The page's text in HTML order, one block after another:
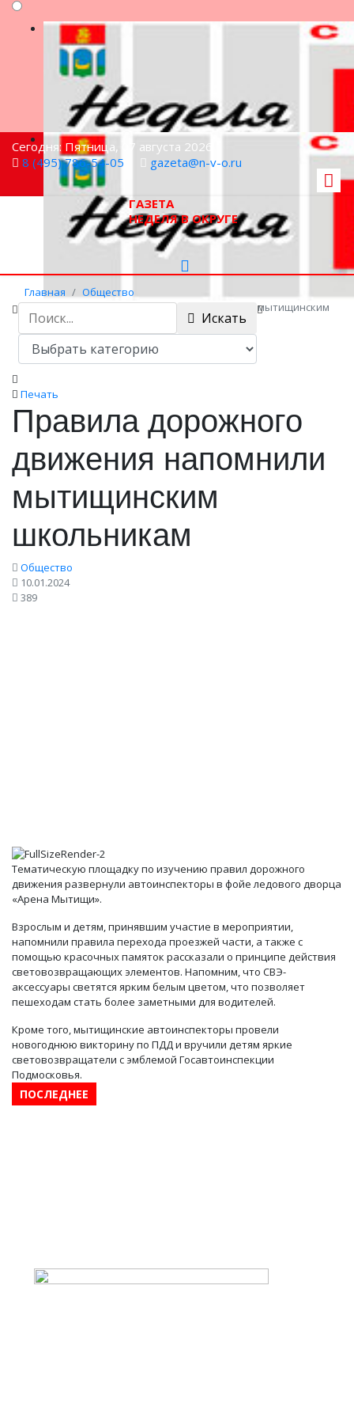
Сегодня: Пятница, 07 августа 2026
8 (495) 786-54-05
gazeta@n-v-o.ru
ГАЗЕТА
НЕДЕЛЯ В ОКРУГЕ
Главная
Общество
Правила дорожного движения напомнили мытищинским
школьникам
Искать
Печать
Правила дорожного
движения напомнили
мытищинским
школьникам
Общество
10.01.2024
389
Тематическую площадку по изучению правил дорожного
движения развернули автоинспекторы в фойе ледового дворца
«Арена Мытищи».
Взрослым и детям, принявшим участие в мероприятии,
напомнили правила перехода проезжей части, а также с
помощью красочных памяток рассказали о принципе действия
световозвращающих элементов. Напомним, что СВЭ-
аксессуары светятся ярким белым цветом, что позволяет
пешеходам стать более заметными для водителей.
Кроме того, мытищинские автоинспекторы провели
новогоднюю викторину по ПДД и вручили детям яркие
световозвращатели с эмблемой Госавтоинспекции
Подмосковья.